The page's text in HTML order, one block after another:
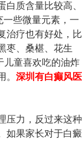
质含量比较高、
些微量元素，一
治疗也有好处，比
枣、桑椹、花生
儿童喜欢吃的油炸
。 深圳有白癫风医
力，反过来这种
如果家长对于白癜